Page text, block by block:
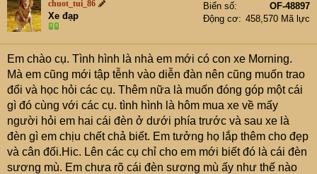
a
d
s
t
a
r
t
r
g
chuot_tui_86
Xe đạp
Biển số
OF-48897
Động cơ
458,570 Mã lực
Em chào cụ. Tình hình là nhà em mới có con xe Morning.
Mà em cũng mới tập tễnh vào diễn đàn nên cũng muốn trao
đổi và học hỏi các cụ. Thêm nữa là muốn đóng góp một cái
gì đó cùng với các cụ. tình hình là hôm mua xe về mấy
người hỏi em hai cái đèn ở dưới phía trước và sau xe là
đèn gì em chịu chết chả biết. Em tưởng họ lắp thêm cho đẹp
và cân đối.Hic. Lên các cụ chỉ cho em mới biết đó là cái đèn
sương mù. Em chưa rõ cái đèn sương mù ấy như thế nào